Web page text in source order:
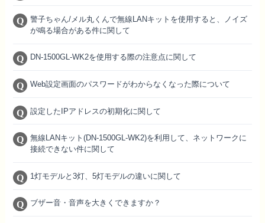
警子ちゃん/メル丸くんで無線LANキットを使用すると、ノイズ
が鳴る場合がある件に関して
DN-1500GL-WK2を使用する際の注意点に関して
Web設定画面のパスワードがわからなくなった際について
設定したIPアドレスの初期化に関して
無線LANキット(DN-1500GL-WK2)を利用して、ネットワークに
接続できない件に関して
1灯モデルと3灯、5灯モデルの違いに関して
ブザー音・音声を大きくできますか？